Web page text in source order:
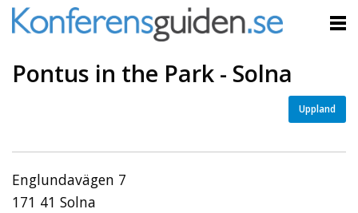
Pontus in the Park - Solna
Uppland
Englundavägen 7
171 41 Solna